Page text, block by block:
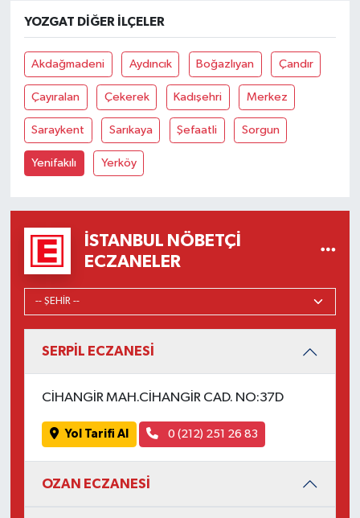
YOZGAT DIĞER İLÇELER
Akdağmadeni Aydıncık Boğazlıyan Çandır
Çayıralan Çekerek Kadışehri Merkez
Saraykent Sarıkaya Şefaatli Sorgun
Yenifakılı Yerköy
İSTANBUL NÖBETÇI
ECZANELER
SERPİL ECZANESİ
CİHANGİR MAH.CİHANGİR CAD. NO:37D
Yol Tarifi Al 0 (212) 251 26 83
OZAN ECZANESİ